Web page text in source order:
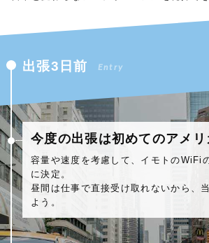
出張3日前 Entry
今度の出張は初めてのアメリ
容量や速度を考慮して、イモトのWiFi
に決定。
昼間は仕事で直接受け取れないから、
よう。